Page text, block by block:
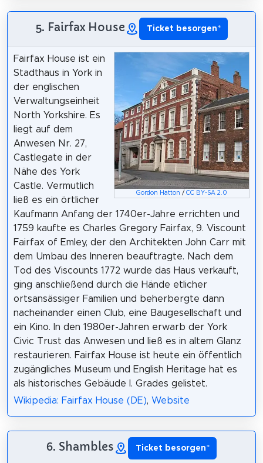
5. Fairfax House Ticket besorgen*
Gordon Hatton /CC BY-SA 2.0
Fairfax House ist ein
Stadthaus in York in
der englischen
Verwaltungseinheit
North Yorkshire. Es
liegt auf dem
Anwesen Nr. 27,
Castlegate in der
Nähe des York
Castle. Vermutlich
ließ es ein örtlicher
Kaufmann Anfang der 1740er-Jahre errichten und
1759 kaufte es Charles Gregory Fairfax, 9. Viscount
Fairfax of Emley, der den Architekten John Carr mit
dem Umbau des Inneren beauftragte. Nach dem
Tod des Viscounts 1772 wurde das Haus verkauft,
ging anschließend durch die Hände etlicher
ortsansässiger Familien und beherbergte dann
nacheinander einen Club, eine Baugesellschaft und
ein Kino. In den 1980er-Jahren erwarb der York
Civic Trust das Anwesen und ließ es in altem Glanz
restaurieren. Fairfax House ist heute ein öffentlich
zugängliches Museum und English Heritage hat es
als historisches Gebäude I. Grades gelistet.
Wikipedia: Fairfax House (DE), Website
6. Shambles Ticket besorgen*